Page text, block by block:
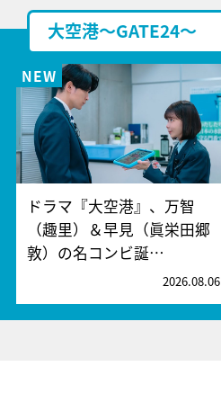
大空港～GATE24～
ドラマ『大空港』、万智
（趣里）＆早見（眞栄田郷
敦）の名コンビ誕…
2026.08.06